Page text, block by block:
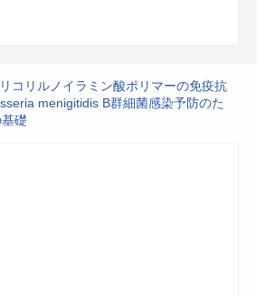
コリルノイラミン酸ポリマーの免疫抗
menigitidis B群細菌感染予防のた
礎